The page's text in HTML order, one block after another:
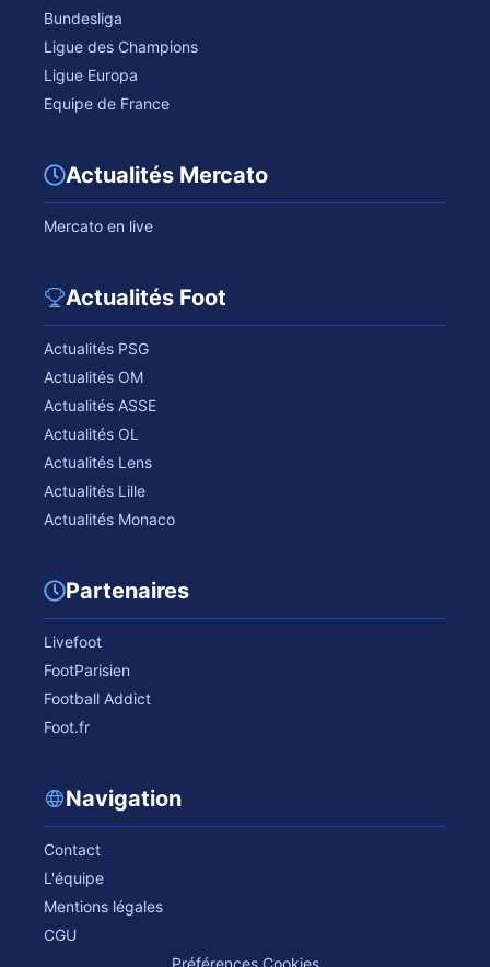
Bundesliga
Ligue des Champions
Ligue Europa
Equipe de France
Actualités Mercato
Mercato en live
Actualités Foot
Actualités PSG
Actualités OM
Actualités ASSE
Actualités OL
Actualités Lens
Actualités Lille
Actualités Monaco
Partenaires
Livefoot
FootParisien
Football Addict
Foot.fr
Navigation
Contact
L'équipe
Mentions légales
CGU
Préférences Cookies